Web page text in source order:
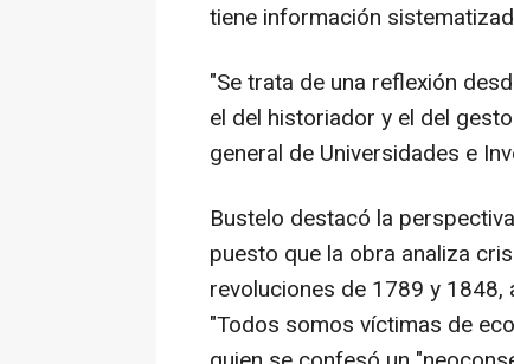
tiene información
"Se trata de una reflexión
el del historiador y el del
general de Universidades e
Bustelo destacó la
puesto que la obra analiza
revoluciones de 1789 y 1848,
"Todos somos víctimas de